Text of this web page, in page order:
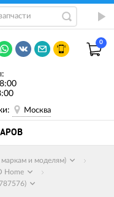
0
Москва
маркам и моделям)
Home